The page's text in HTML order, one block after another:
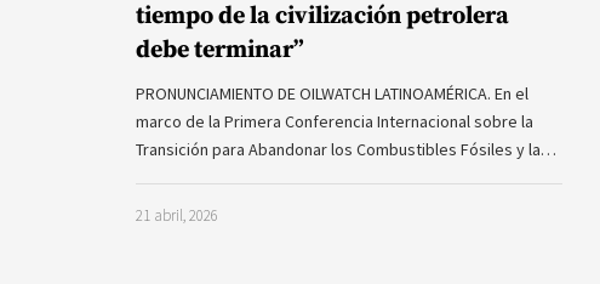
tiempo de la civilización petrolera
debe terminar”
PRONUNCIAMIENTO DE OILWATCH LATINOAMÉRICA. En el
marco de la Primera Conferencia Internacional sobre la
Transición para Abandonar los Combustibles Fósiles y la…
21 abril, 2026